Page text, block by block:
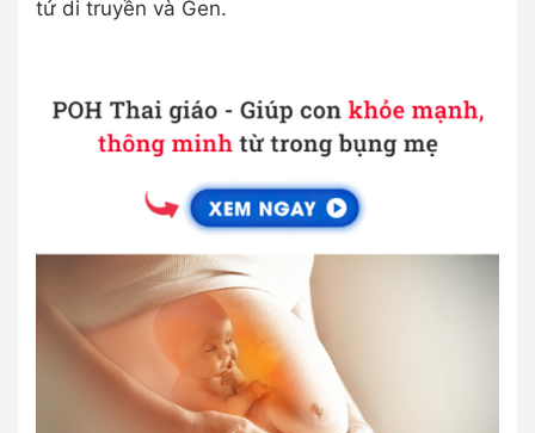
tử di truyền và Gen.